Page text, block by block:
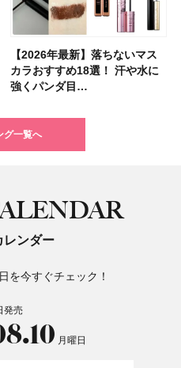
【2026年最新】落ちないマス
カラおすすめ18選！ 汗や水に
強くパンダ目…
【2026夏】「大人のニキビケ
ア」ランキングTOP5！＜マキ
アビューティ…
シャネルの新作リップ「ルージ
ュ ココ イドゥラ グロス」全15
色スウォッ…
【ニベア】美容液リップクリー
ム＆ボディスクラブが新登場！
大人気の色付き…
【40代以上におすすめのプロテ
イン10選】美と健康に不可欠な
タンパク質を…
【最新】髪のうねり・広がり・
くせ毛におすすめのシャンプー
17選
【無印良品】スキンケア×衣料
素材の最強タッグで実現！ 着
るだけで保湿でき…
ツヤ好きの人生チーク！エナモ
ル メロウメルティングチーク
限定〈102 ロ…
グ一覧へ
レンダー
を今すぐチェック！
発売
月曜日